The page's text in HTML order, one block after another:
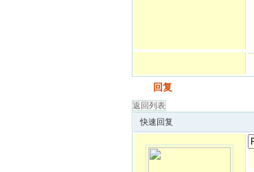
回复
返回列表
快速回复